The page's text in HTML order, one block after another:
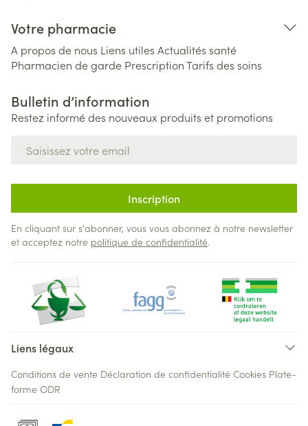
Votre pharmacie
A propos de nous Liens utiles Actualités santé
Pharmacien de garde PrescriptionTarifs des soins
Bulletin d’information
Restez informé des nouveaux produits et promotions
Inscription
En cliquant sur s'abonner, vous vous abonnez à notre newsletter
et acceptez notre politique de confidentialité.
Liens légaux
Conditions de vente Déclaration de confidentialité Cookies Plate-
forme ODR